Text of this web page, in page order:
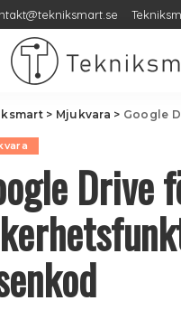
> Mjukvara > Google
Drive